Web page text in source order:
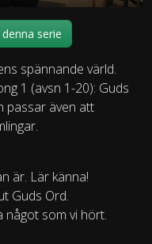
serie
spännande värld.
1 (avsn 1-20): Guds
passar även att
är. Lär känna!
Guds Ord.
något som vi hört.